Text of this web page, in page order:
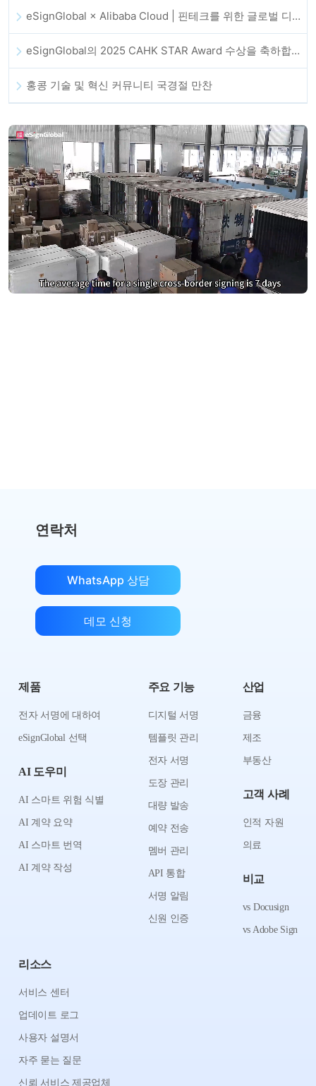
eSignGlobal × Alibaba Cloud | 핀테크를 위한 글로벌 디지털 신뢰 강화를 위해 협력
eSignGlobal의 2025 CAHK STAR Award 수상을 축하합니다!
홍콩 기술 및 혁신 커뮤니티 국경절 만찬
연락처
WhatsApp 상담
데모 신청
제품
전자 서명에 대하여
eSignGlobal 선택
AI 도우미
AI 스마트 위험 식별
AI 계약 요약
AI 스마트 번역
AI 계약 작성
주요 기능
디지털 서명
템플릿 관리
전자 서명
도장 관리
대량 발송
예약 전송
멤버 관리
API 통합
서명 알림
신원 인증
산업
금융
제조
부동산
고객 사례
인적 자원
의료
비교
vs Docusign
vs Adobe Sign
리소스
서비스 센터
업데이트 로그
사용자 설명서
자주 묻는 질문
신뢰 서비스 제공업체